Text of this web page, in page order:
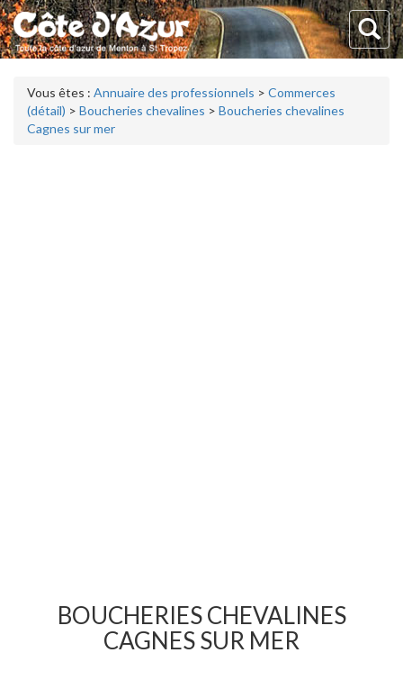
Vous êtes : Annuaire des professionnels > Commerces
(détail) > Boucheries chevalines > Boucheries chevalines
Cagnes sur mer
BOUCHERIES CHEVALINES
CAGNES SUR MER